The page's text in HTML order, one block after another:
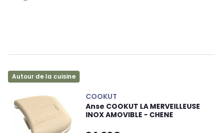
Autour de la cuisine
COOKUT
Anse COOKUT LA MERVEILLEUSE
INOX AMOVIBLE - CHENE